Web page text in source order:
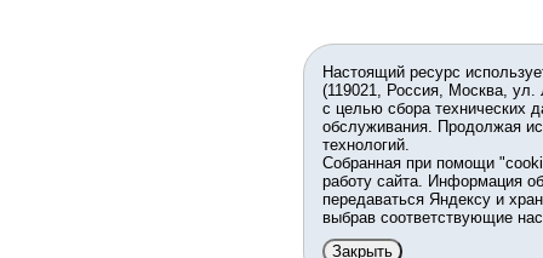
Настоящий ресурс
(119021, Россия, Москва,
с целью сбора технических
обслуживания. Продолжая
технологий.
Собранная при помощи
работу сайта. Информация
передаваться Яндексу и
выбрав соответствующие
Закрыть